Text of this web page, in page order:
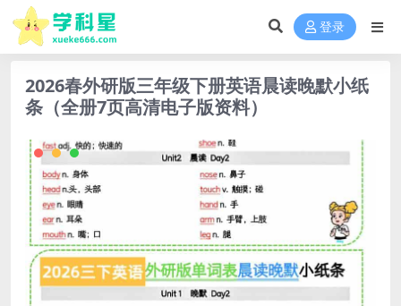
登录
2026春外研版三年级下册英语晨读晚默小纸
条（全册7页高清电子版资料）